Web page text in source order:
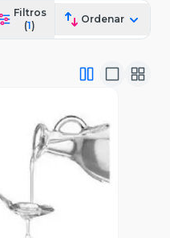
Filtros
(1)
Ordenar
Vista Previa